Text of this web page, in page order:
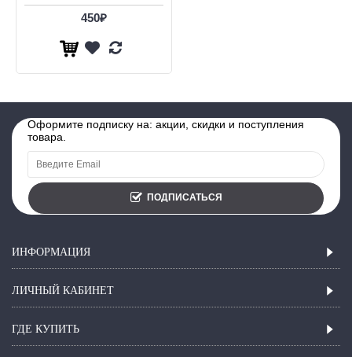
450₽
Оформите подписку на: акции, скидки и поступления
товара.
ПОДПИСАТЬСЯ
ИНФОРМАЦИЯ
ЛИЧНЫЙ КАБИНЕТ
ГДЕ КУПИТЬ